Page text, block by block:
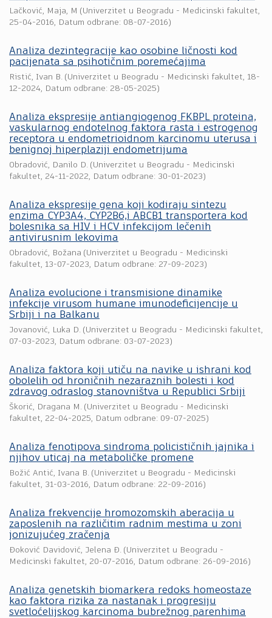
Lačković, Maja, M (Univerzitet u Beogradu - Medicinski fakultet,
25-04-2016, Datum odbrane: 08-07-2016)
Analiza dezintegracije kao osobine ličnosti kod
pacijenata sa psihotičnim poremećajima
Ristić, Ivan B. (Univerzitet u Beogradu - Medicinski fakultet, 18-
12-2024, Datum odbrane: 28-05-2025)
Analiza ekspresije antiangiogenog FKBPL proteina,
vaskularnog endotelnog faktora rasta i estrogenog
receptora u endometrioidnom karcinomu uterusa i
benignoj hiperplaziji endometrijuma
Obradović, Danilo D. (Univerzitet u Beogradu - Medicinski
fakultet, 24-11-2022, Datum odbrane: 30-01-2023)
Analiza ekspresije gena koji kodiraju sintezu
enzima CYP3A4, CYP2B6,i ABCB1 transportera kod
bolesnika sa HIV i HCV infekcijom lečenih
antivirusnim lekovima
Obradović, Božana (Univerzitet u Beogradu - Medicinski
fakultet, 13-07-2023, Datum odbrane: 27-09-2023)
Analiza evolucione i transmisione dinamike
infekcije virusom humane imunodeficijencije u
Srbiji i na Balkanu
Jovanović, Luka D. (Univerzitet u Beogradu - Medicinski fakultet,
07-03-2023, Datum odbrane: 03-07-2023)
Analiza faktora koji utiču na navike u ishrani kod
obolelih od hroničnih nezaraznih bolesti i kod
zdravog odraslog stanovništva u Republici Srbiji
Škorić, Dragana M. (Univerzitet u Beogradu - Medicinski
fakultet, 22-04-2025, Datum odbrane: 09-07-2025)
Analiza fenotipova sindroma policističnih jajnika i
njihov uticaj na metaboličke promene
Božić Antić, Ivana B. (Univerzitet u Beogradu - Medicinski
fakultet, 31-03-2016, Datum odbrane: 22-09-2016)
Analiza frekvencije hromozomskih aberacija u
zaposlenih na različitim radnim mestima u zoni
jonizujućeg zračenja
Đoković Davidović, Jelena Đ. (Univerzitet u Beogradu -
Medicinski fakultet, 20-07-2016, Datum odbrane: 26-09-2016)
Analiza genetskih biomarkera redoks homeostaze
kao faktora rizika za nastanak i progresiju
svetloćelijskog karcinoma bubrežnog parenhima